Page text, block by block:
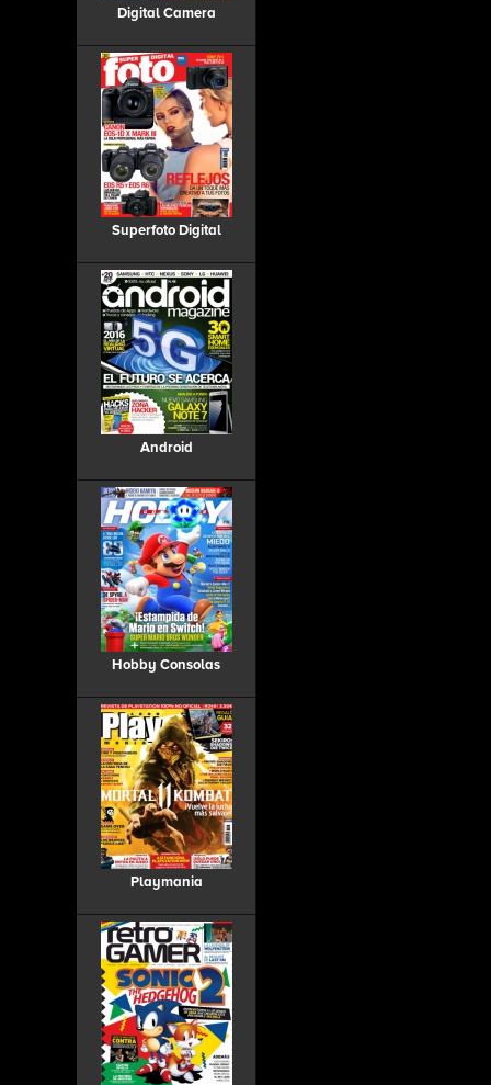
Digital Camera
Superfoto Digital
Android
Hobby Consolas
Playmania